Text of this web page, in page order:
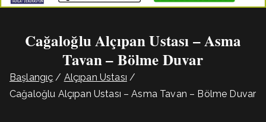
Cağaloğlu Alçıpan Ustası – Asma
Tavan – Bölme Duvar
Başlangıç
Alçıpan Ustası
Cağaloğlu Alçıpan Ustası – Asma Tavan – Bölme Duvar